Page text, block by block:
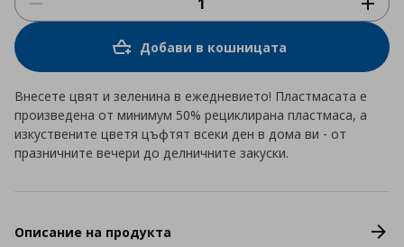
Добави в кошницата
Внесете цвят и зеленина в ежедневието! Пластмасата е
произведена от минимум 50% рециклирана пластмаса, а
изкуствените цветя цъфтят всеки ден в дома ви - от
празничните вечери до делничните закуски.
Описание на продукта